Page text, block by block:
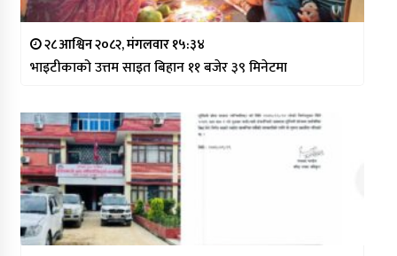
२८ आश्विन २०८२, मंगलवार १५:३४
भाइटीकाको उत्तम साइत बिहान ११ बजेर ३९ मिनेटमा